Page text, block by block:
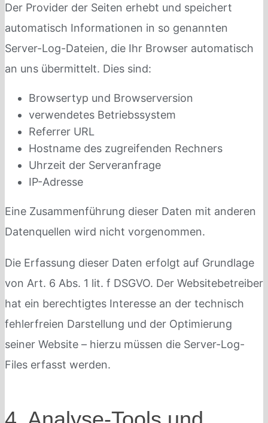
Der Provider der Seiten erhebt und speichert
automatisch Informationen in so genannten
Server-Log-Dateien, die Ihr Browser automatisch
an uns übermittelt. Dies sind:
Browsertyp und Browserversion
verwendetes Betriebssystem
Referrer URL
Hostname des zugreifenden Rechners
Uhrzeit der Serveranfrage
IP-Adresse
Eine Zusammenführung dieser Daten mit anderen
Datenquellen wird nicht vorgenommen.
Die Erfassung dieser Daten erfolgt auf Grundlage
von Art. 6 Abs. 1 lit. f DSGVO. Der Websitebetreiber
hat ein berechtigtes Interesse an der technisch
fehlerfreien Darstellung und der Optimierung
seiner Website – hierzu müssen die Server-Log-
Files erfasst werden.